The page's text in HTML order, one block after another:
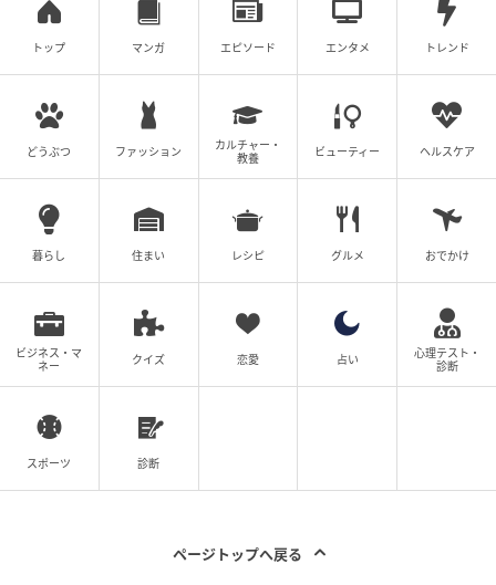
トップ マンガ エピソード エンタメ トレンド
どうぶつ ファッション
カルチャー・
教養
ビューティー ヘルスケア
暮らし 住まい レシピ グルメ おでかけ
ビジネス・マ
ネー
クイズ 恋愛 占い
心理テスト・
診断
スポーツ 診断
ページトップへ戻る